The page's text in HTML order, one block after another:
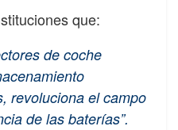
que:
de coche
revoluciona el campo
de las baterías”.